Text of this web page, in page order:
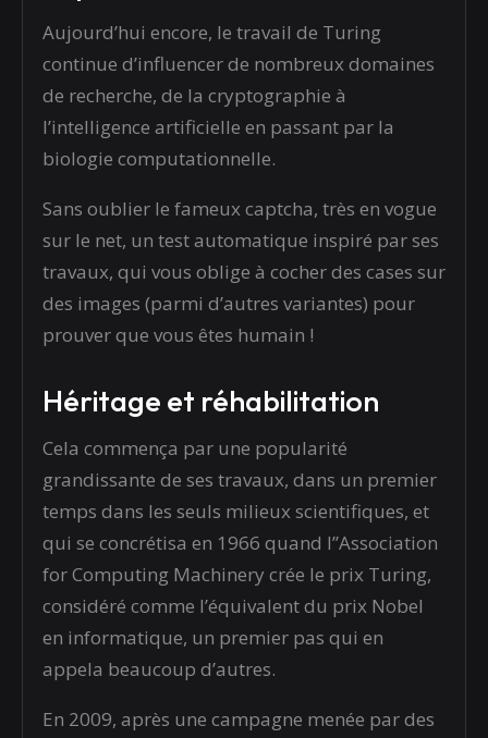
Aujourd’hui encore, le travail de Turing
continue d’influencer de nombreux domaines
de recherche, de la cryptographie à
l’intelligence artificielle en passant par la
biologie computationnelle.
Sans oublier le fameux captcha, très en vogue
sur le net, un test automatique inspiré par ses
travaux, qui vous oblige à cocher des cases sur
des images (parmi d’autres variantes) pour
prouver que vous êtes humain !
Héritage et réhabilitation
Cela commença par une popularité
grandissante de ses travaux, dans un premier
temps dans les seuls milieux scientifiques, et
qui se concrétisa en 1966 quand l’’Association
for Computing Machinery crée le prix Turing,
considéré comme l’équivalent du prix Nobel
en informatique, un premier pas qui en
appela beaucoup d’autres.
En 2009, après une campagne menée par des